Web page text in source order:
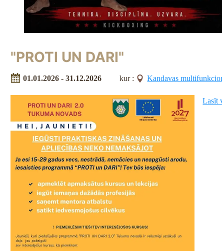
"PROTI UN DARI"
01.01.2026 - 31.12.2026 kur : Kandavas
Lasīt